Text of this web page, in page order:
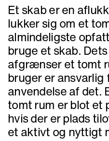
Et skab er en
lukker sig om et
almindeligste
bruge et skab.
afgrænser et tomt
bruger er
anvendelse af det.
tomt rum er blot et
hvis der er plads
et aktivt og nyttigt